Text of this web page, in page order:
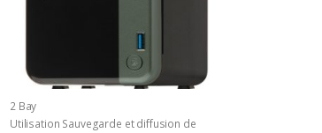
2 Bay
Utilisation Sauvegarde et diffusion de